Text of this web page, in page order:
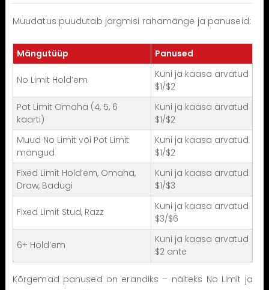
Muudatus puudutab järgmisi rahamänge ja panuseid:
Mängutüüp Panused
No Limit Hold’em
Kuni ja kaasa arvatud
$1/$2
Pot Limit Omaha (4, 5, 6
kaarti)
Kuni ja kaasa arvatud
$1/$2
Muud No Limit või Pot Limit
mängud
Kuni ja kaasa arvatud
$1/$2
Fixed Limit Hold’em, Omaha,
Draw, Badugi
Kuni ja kaasa arvatud
$1/$3
Fixed Limit Stud, Razz
Kuni ja kaasa arvatud
$3/$6
6+ Hold’em
Kuni ja kaasa arvatud
$2 ante
Kõrgemad panused on erandiks – näiteks No Limit ja